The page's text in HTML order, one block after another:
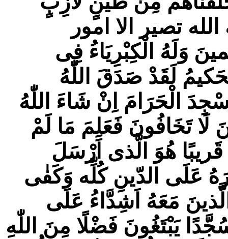
تصير الا امور
وَلَهُ الْكِبْرِيَاءُ فِى
لَقَدْ صَدَقَ اللّٰهُ
الْحَرَامَ اِنْ شَاءَ اللّٰهُ
تَخَافُونَ فَعَلِمَ مَا لَمْ
هُوَ الَّذى اَرْسَلَ
عَلَى الدّينِ كُلِّه وَكَفٰى
مَعَهُ اَشِدَّاءُ عَلَى
يَبْتَغُونَ فَضْلًا مِنَ اللّٰهِ